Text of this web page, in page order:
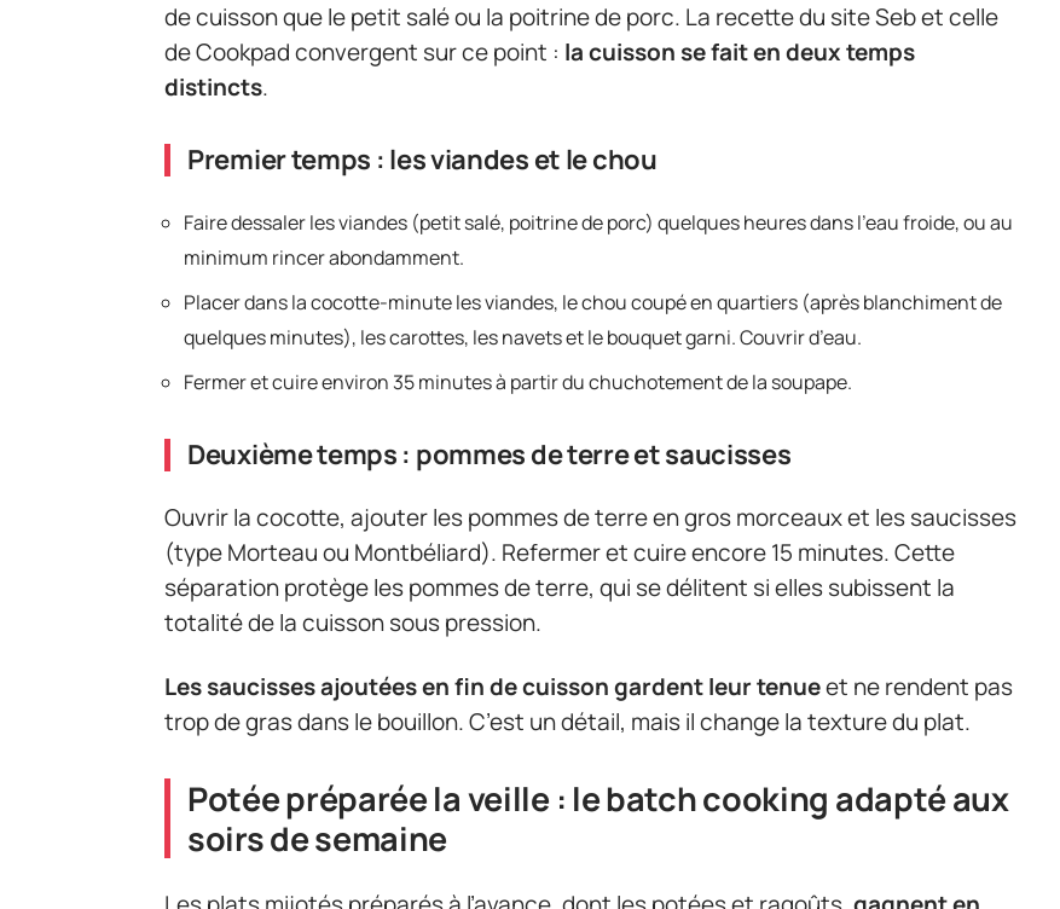
de cuisson que le petit salé ou la poitrine de porc. La recette du site Seb et celle
de Cookpad convergent sur ce point : la cuisson se fait en deux temps
distincts.
Premier temps : les viandes et le chou
Faire dessaler les viandes (petit salé, poitrine de porc) quelques heures dans l’eau froide, ou au
minimum rincer abondamment.
Placer dans la cocotte-minute les viandes, le chou coupé en quartiers (après blanchiment de
quelques minutes), les carottes, les navets et le bouquet garni. Couvrir d’eau.
Fermer et cuire environ 35 minutes à partir du chuchotement de la soupape.
Deuxième temps : pommes de terre et saucisses
Ouvrir la cocotte, ajouter les pommes de terre en gros morceaux et les saucisses
(type Morteau ou Montbéliard). Refermer et cuire encore 15 minutes. Cette
séparation protège les pommes de terre, qui se délitent si elles subissent la
totalité de la cuisson sous pression.
Les saucisses ajoutées en fin de cuisson gardent leur tenueet ne rendent pas
trop de gras dans le bouillon. C’est un détail, mais il change la texture du plat.
Potée préparée la veille : le batch cooking adapté aux
soirs de semaine